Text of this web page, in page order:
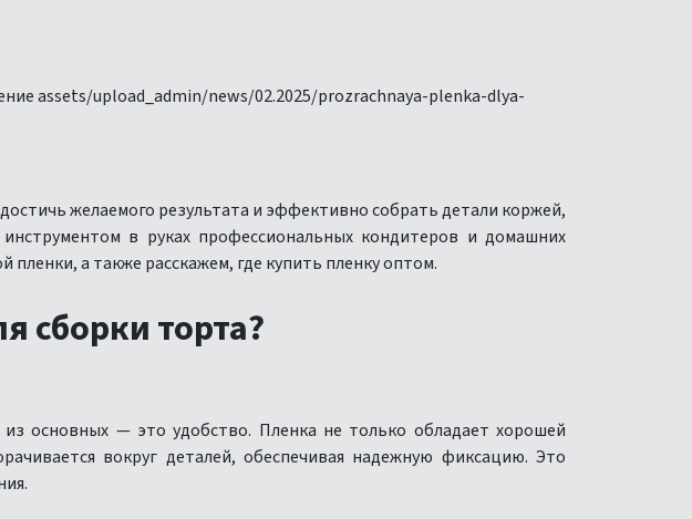
желаемого результата и эффективно собрать детали коржей,
в руках профессиональных кондитеров и домашних
а также расскажем, где купить пленку оптом.
сборки торта?
основных — это удобство. Пленка не только обладает хорошей
вокруг деталей, обеспечивая надежную фиксацию. Это